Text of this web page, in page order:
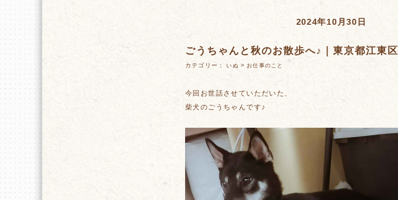
2024年10月30日
ごうちゃんと秋のお散歩へ♪｜東京都江東区
カテゴリー： いぬ > お仕事のこと
今回お世話させていただいた、
柴犬のごうちゃんです♪